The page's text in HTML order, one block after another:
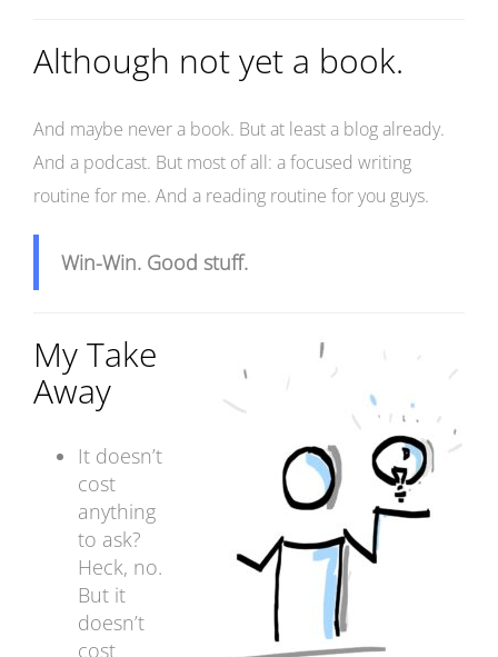
Although not yet a book.
And maybe never a book. But at least a blog already.
And a podcast. But most of all: a focused writing
routine for me. And a reading routine for you guys.
Win-Win. Good stuff.
My Take
Away
It doesn’t
cost
anything
to ask?
Heck, no.
But it
doesn’t
cost